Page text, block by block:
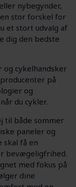
nybegynder,
stor forskel for
et stort udvalg af
dig den bedste
og cykelhandsker
på
og
du cykler.
til både sommer
paneler og
skal få en
bevægeligfrihed.
med fokus på
dine